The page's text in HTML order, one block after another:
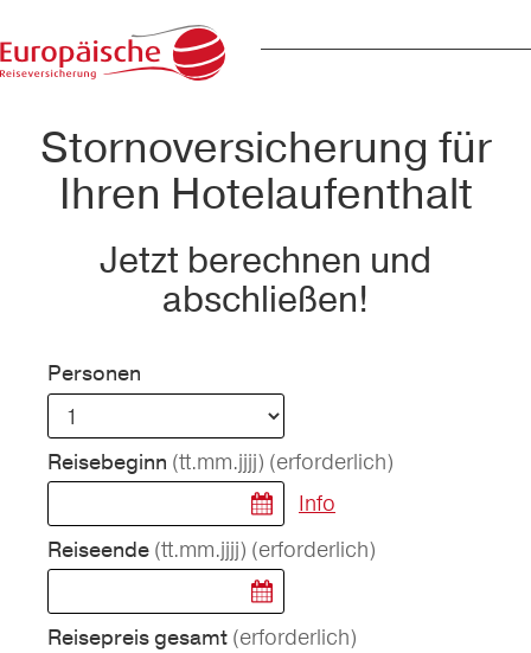
Stornoversicherung für
Ihren Hotelaufenthalt
Jetzt berechnen und
abschließen!
Personen
Reisebeginn (tt.mm.jjjj) (erforderlich)
Info
Reiseende (tt.mm.jjjj) (erforderlich)
Reisepreis gesamt (erforderlich)